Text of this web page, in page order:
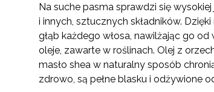
Na suche pasma sprawdzi się wysokiej
i innych, sztucznych składników.
głąb każdego włosa, nawilżając go
oleje, zawarte w roślinach. Olej z
masło shea w naturalny sposób
zdrowo, są pełne blasku i odżywione